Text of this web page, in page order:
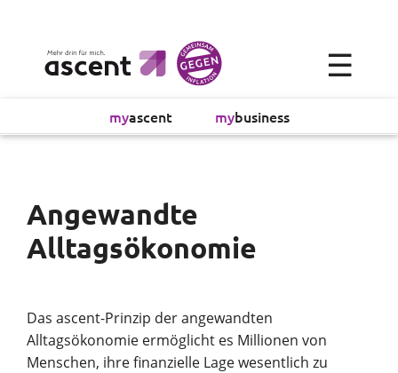
myascent mybusiness
×
Alltagsökonomie
Absicherung
Finanzvorsorge
Sachversicherung
☰
Angewandte
Alltagsökonomie
Das ascent-Prinzip der angewandten
Alltagsökonomie ermöglicht es Millionen von
Menschen, ihre finanzielle Lage wesentlich zu